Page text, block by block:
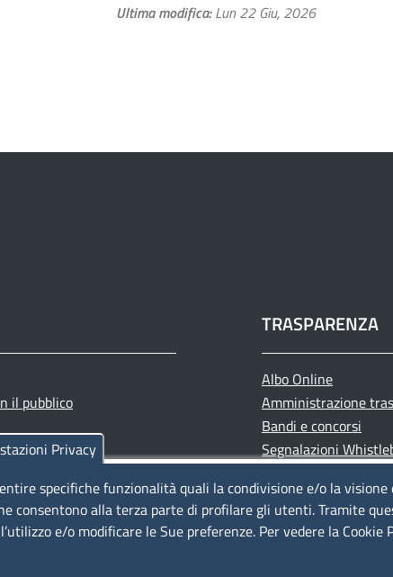
Ultima modifica Lun 22 Giu, 2026
il pubblico
oggi
TRASPARENZA
Albo Online
Amministrazione
Bandi e concorsi
Segnalazioni
IBAN e pagamenti
Informative privacy e
Verifiche PA
Privacy
specifiche funzionalità quali la condivisione e/o la
consentono alla terza parte di profilare gli utenti. Tramite
e/o modificare le Sue preferenze. Per vedere la Cookie